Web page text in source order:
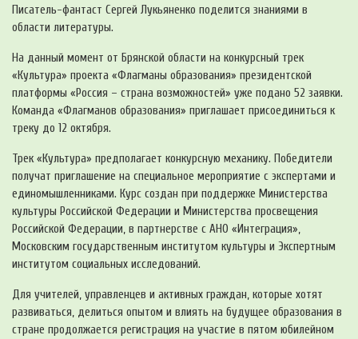
Писатель-фантаст Сергей Лукьяненко поделится знаниями в
области литературы.
На данный момент от Брянской области на конкурсный трек
«Культура» проекта «Флагманы образования» президентской
платформы «Россия – страна возможностей» уже подано 52 заявки.
Команда «Флагманов образования» приглашает присоединиться к
треку до 12 октября.
Трек «Культура» предполагает конкурсную механику. Победители
получат приглашение на специальное мероприятие с экспертами и
единомышленниками. Курс создан при поддержке Министерства
культуры Российской Федерации и Министерства просвещения
Российской Федерации, в партнерстве с АНО «Интеграция»,
Московским государственным институтом культуры и Экспертным
институтом социальных исследований.
Для учителей, управленцев и активных граждан, которые хотят
развиваться, делиться опытом и влиять на будущее образования в
стране продолжается регистрация на участие в пятом юбилейном